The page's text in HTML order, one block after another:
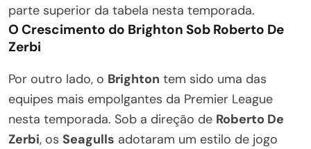
parte superior da tabela nesta temporada.
O Crescimento do Brighton Sob Roberto De
Zerbi
Por outro lado, o Brighton tem sido uma das
equipes mais empolgantes da Premier League
nesta temporada. Sob a direção de Roberto De
Zerbi, os Seagulls adotaram um estilo de jogo